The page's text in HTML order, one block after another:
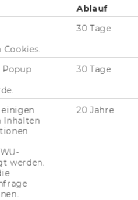
für Welt­han­Ablauf
30 Tage
Popup
30 Tage
Inhalten
werden.
20 Jahre